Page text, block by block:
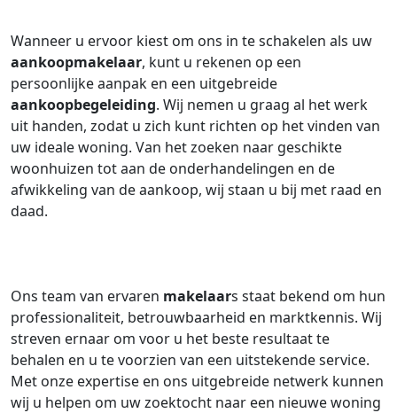
Wanneer u ervoor kiest om ons in te schakelen als uw
aankoopmakelaar, kunt u rekenen op een
persoonlijke aanpak en een uitgebreide
aankoopbegeleiding. Wij nemen u graag al het werk
uit handen, zodat u zich kunt richten op het vinden van
uw ideale woning. Van het zoeken naar geschikte
woonhuizen tot aan de onderhandelingen en de
afwikkeling van de aankoop, wij staan u bij met raad en
daad.
Ons team van ervaren makelaars staat bekend om hun
professionaliteit, betrouwbaarheid en marktkennis. Wij
streven ernaar om voor u het beste resultaat te
behalen en u te voorzien van een uitstekende service.
Met onze expertise en ons uitgebreide netwerk kunnen
wij u helpen om uw zoektocht naar een nieuwe woning